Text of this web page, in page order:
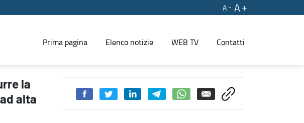
A
A
Prima pagina Elenco notizie WEB TV Contatti
nei comuni ad alta densità turistica - PRESS REGIONE
la
alta